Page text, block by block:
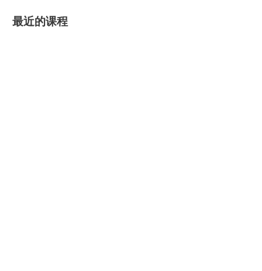
最近的课程